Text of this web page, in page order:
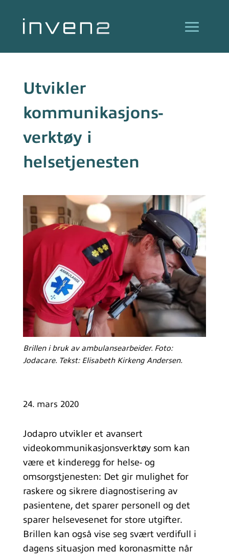
Utvikler
kommunikasjons-
verktøy i
helsetjenesten
Brillen i bruk av ambulansearbeider. Foto:
Jodacare. Tekst: Elisabeth Kirkeng Andersen.
24. mars 2020
Jodapro utvikler et avansert
videokommunikasjonsverktøy som kan
være et kinderegg for helse- og
omsorgstjenesten: Det gir mulighet for
raskere og sikrere diagnostisering av
pasientene, det sparer personell og det
sparer helsevesenet for store utgifter.
Brillen kan også vise seg svært verdifull i
dagens situasjon med koronasmitte når